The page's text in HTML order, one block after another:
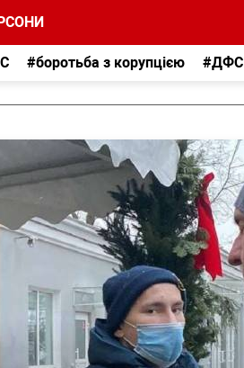
#боротьба з корупцією #ДФС